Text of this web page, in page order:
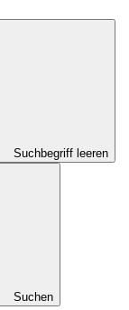
Suchbegriff leeren
Suchen